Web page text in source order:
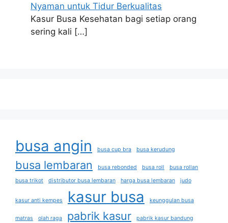
Nyaman untuk Tidur Berkualitas
Kasur Busa Kesehatan bagi setiap orang
sering kali […]
busa angin busa cup bra busa kerudung
busa lembaran busa rebonded busa roll
busa rollan
busa trikot
distributor busa lembaran harga busa lembaran judo
kasur anti kempes kasur busa keunggulan busa
matras olah raga pabrik kasur
pabrik kasur bandung